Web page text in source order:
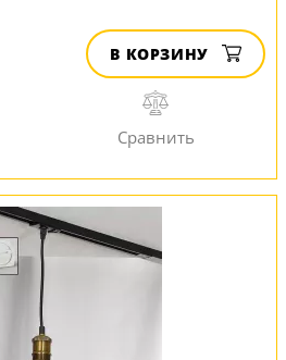
В КОРЗИНУ